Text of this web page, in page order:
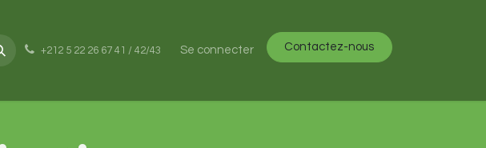
Catalogues Postes
+212 5 22 26 67 41 / 42/43 Se connecter Contactez-nous